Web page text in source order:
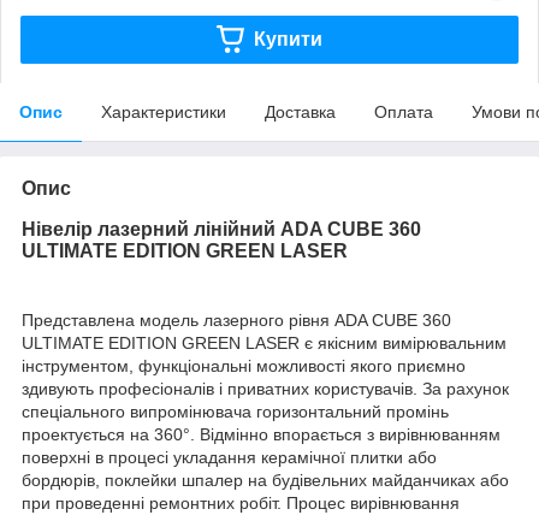
Купити
Опис Характеристики Доставка Оплата Умови
Опис
Нівелір лазерний лінійний ADA CUBE 360
ULTIMATE EDITION GREEN LASER
Представлена модель лазерного рівня ADA CUBE 360
ULTIMATE EDITION GREEN LASER є якісним вимірювальним
інструментом, функціональні можливості якого приємно
здивують професіоналів і приватних користувачів. За рахунок
спеціального випромінювача горизонтальний промінь
проектується на 360°. Відмінно впорається з вирівнюванням
поверхні в процесі укладання керамічної плитки або
бордюрів, поклейки шпалер на будівельних майданчиках або
при проведенні ремонтних робіт. Процес вирівнювання